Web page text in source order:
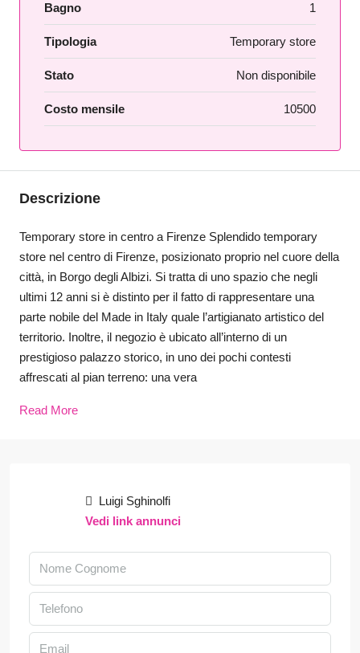
Bagno 1
Tipologia Temporary store
Stato Non disponibile
Costo mensile 10500
Descrizione
Temporary store in centro a Firenze Splendido temporary
store nel centro di Firenze, posizionato proprio nel cuore della
città, in Borgo degli Albizi. Si tratta di uno spazio che negli
ultimi 12 anni si è distinto per il fatto di rappresentare una
parte nobile del Made in Italy quale l’artigianato artistico del
territorio. Inoltre, il negozio è ubicato all’interno di un
prestigioso palazzo storico, in uno dei pochi contesti
affrescati al pian terreno: una vera
Read More
Luigi Sghinolfi
Vedi link annunci